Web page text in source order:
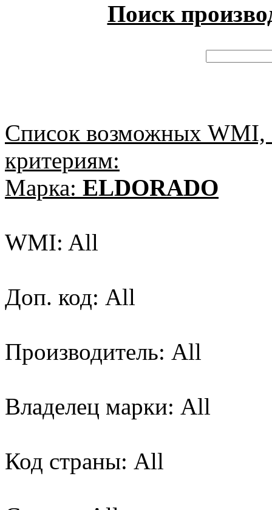
Поиск
Список возможных
критериям:
Марка: ELDORADO
WMI: All
Доп. код: All
Производитель: All
Владелец марки: All
Код страны: All